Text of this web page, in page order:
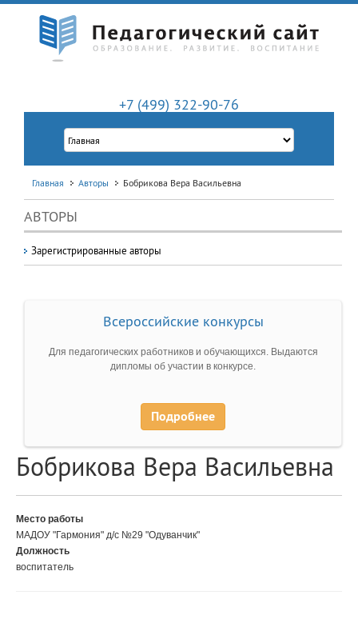
+7 (499) 322-90-76
Главная Авторы Бобрикова Вера Васильевна
АВТОРЫ
Зарегистрированные авторы
Всероссийские конкурсы
Для педагогических работников и обучающихся. Выдаются
дипломы об участии в конкурсе.
Подробнее
Бобрикова Вера Васильевна
Место работы
МАДОУ "Гармония" д/с №29 "Одуванчик"
Должность
воспитатель